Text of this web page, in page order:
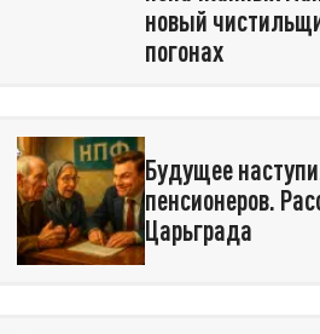
новый
погонах
Будущее
пенсионеров.
Царьграда